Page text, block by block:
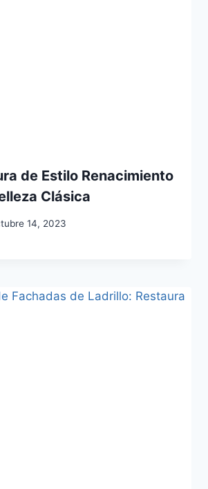
de Estilo Renacimiento
Clásica
14, 2023